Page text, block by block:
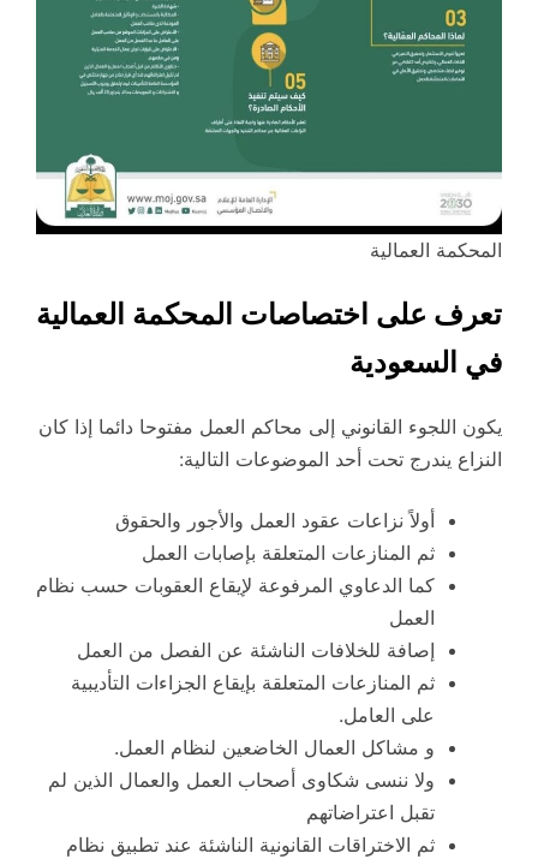
المحكمة العمالية
تعرف على اختصاصات المحكمة العمالية
في السعودية
يكون اللجوء القانوني إلى محاكم العمل مفتوحا دائما إذا كان
النزاع يندرج تحت أحد الموضوعات التالية:
أولاً نزاعات عقود العمل والأجور والحقوق
ثم المنازعات المتعلقة بإصابات العمل
كما الدعاوي المرفوعة لإيقاع العقوبات حسب نظام
العمل
إصافة للخلافات الناشئة عن الفصل من العمل
ثم المنازعات المتعلقة بإيقاع الجزاءات التأديبية
على العامل.
و مشاكل العمال الخاضعين لنظام العمل.
ولا ننسى شكاوى أصحاب العمل والعمال الذين لم
تقبل اعتراضاتهم
ثم الاختراقات القانونية الناشئة عند تطبيق نظام